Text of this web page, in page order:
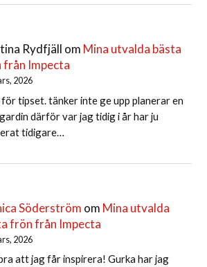
Rydfjäll om Mina utvalda bästa
Impecta
2026
för tipset. tänker inte ge upp planerar en
därför var jag tidig i år har ju
tidigare…
Söderström om Mina utvalda
frön från Impecta
2026
att jag får inspirera! Gurka har jag